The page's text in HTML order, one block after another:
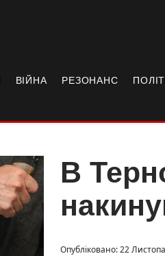
ВІЙНА РЕЗОНАНС
В
Опубліковано: 22